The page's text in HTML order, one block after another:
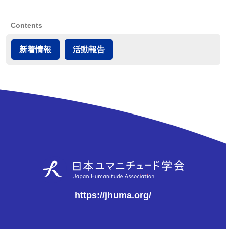
Contents
新着情報 活動報告
https://jhuma.org/